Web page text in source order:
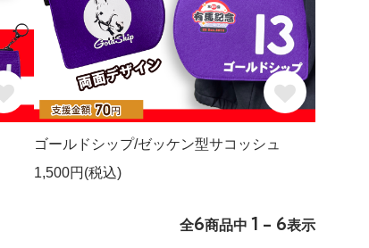
ゴールドシップ/ゼッケン型サコッシュ
1,500円(税込)
全6商品中 1 - 6表示